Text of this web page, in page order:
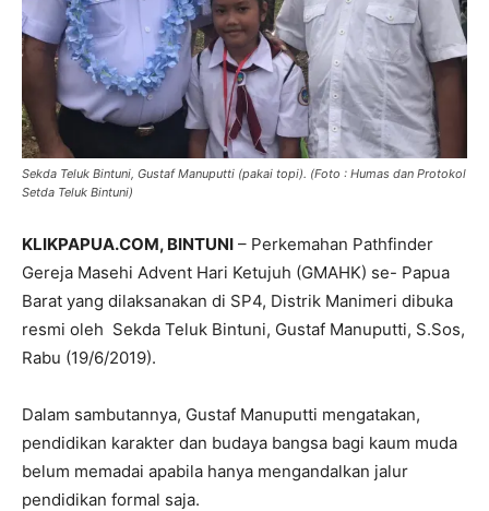
Sekda Teluk Bintuni, Gustaf Manuputti (pakai topi). (Foto : Humas dan Protokol
Setda Teluk Bintuni)
KLIKPAPUA.COM, BINTUNI – Perkemahan Pathfinder
Gereja Masehi Advent Hari Ketujuh (GMAHK) se- Papua
Barat yang dilaksanakan di SP4, Distrik Manimeri dibuka
resmi oleh Sekda Teluk Bintuni, Gustaf Manuputti, S.Sos,
Rabu (19/6/2019).
Dalam sambutannya, Gustaf Manuputti mengatakan,
pendidikan karakter dan budaya bangsa bagi kaum muda
belum memadai apabila hanya mengandalkan jalur
pendidikan formal saja.